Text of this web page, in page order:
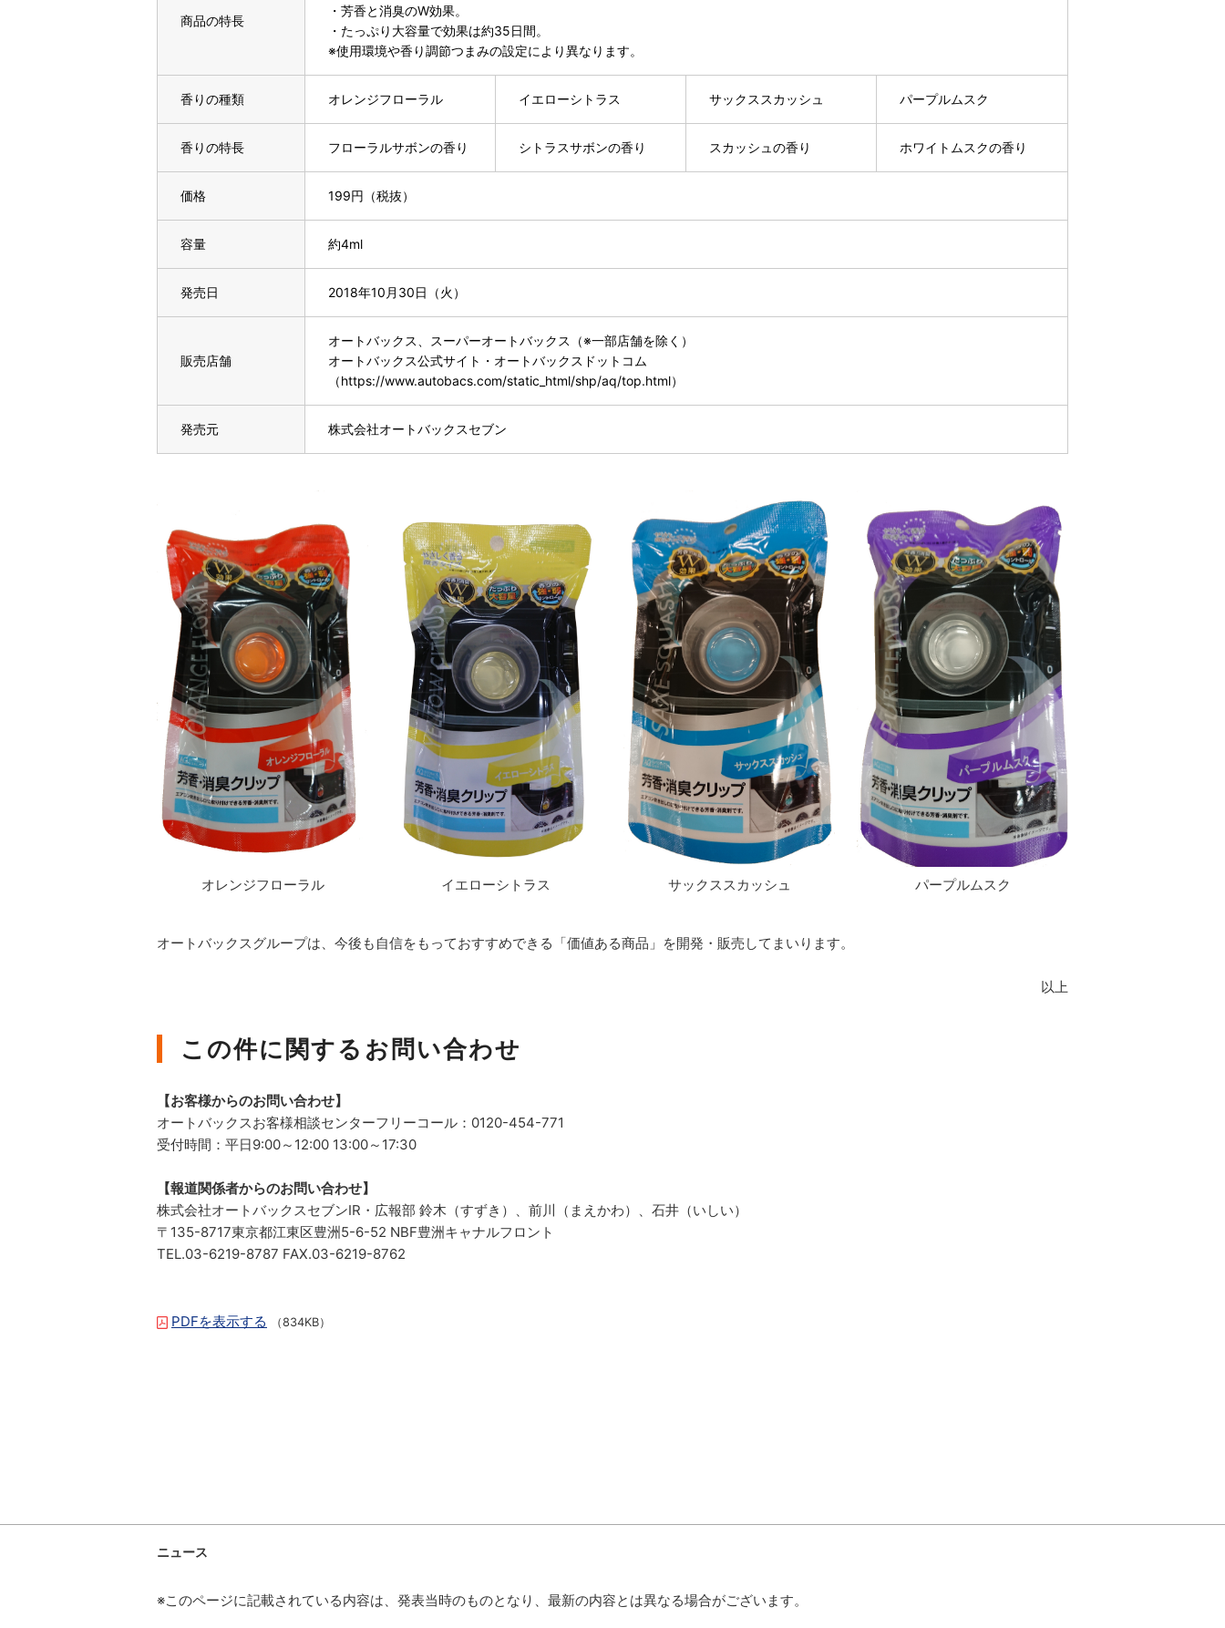
商品の特長
・芳香と消臭のW効果。
・たっぷり大容量で効果は約35日間。
※使用環境や香り調節つまみの設定により異なります。
香りの種類 オレンジフローラル イエローシトラス サックススカッシュ パープルムスク
香りの特長 フローラルサボンの香り シトラスサボンの香り スカッシュの香り ホワイトムスクの香り
価格 199円（税抜）
容量 約4ml
発売日 2018年10月30日（火）
販売店舗
オートバックス、スーパーオートバックス（※一部店舗を除く）
オートバックス公式サイト・オートバックスドットコム
（https://www.autobacs.com/static_html/shp/aq/top.html）
発売元 株式会社オートバックスセブン
オレンジフローラル イエローシトラス サックススカッシュ パープルムスク
オートバックスグループは、今後も自信をもっておすすめできる「価値ある商品」を開発・販売してまいります。
以上
この件に関するお問い合わせ
【お客様からのお問い合わせ】
オートバックスお客様相談センターフリーコール：0120-454-771
受付時間：平日9:00～12:00 13:00～17:30
【報道関係者からのお問い合わせ】
株式会社オートバックスセブンIR・広報部 鈴木（すずき）、前川（まえかわ）、石井（いしい）
〒135-8717東京都江東区豊洲5-6-52 NBF豊洲キャナルフロント
TEL.03-6219-8787 FAX.03-6219-8762
PDFを表示する （834KB）
ニュース
※このページに記載されている内容は、発表当時のものとなり、最新の内容とは異なる場合がございます。